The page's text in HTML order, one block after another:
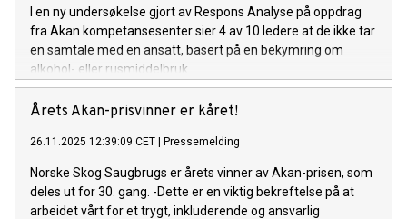
I en ny undersøkelse gjort av Respons Analyse på oppdrag
fra Akan kompetansesenter sier 4 av 10 ledere at de ikke tar
en samtale med en ansatt, basert på en bekymring om
alkohol- eller rusmiddelbruk.
Årets Akan-prisvinner er kåret!
26.11.2025 12:39:09 CET | Pressemelding
Norske Skog Saugbrugs er årets vinner av Akan-prisen, som
deles ut for 30. gang. -Dette er en viktig bekreftelse på at
arbeidet vårt for et trygt, inkluderende og ansvarlig